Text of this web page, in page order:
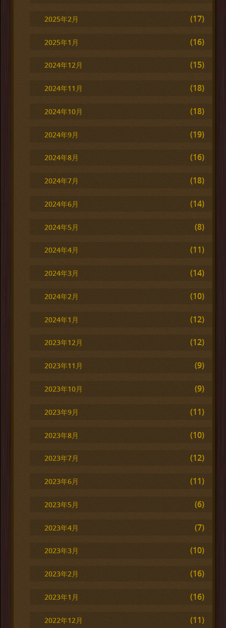
2025年2月 (17)
2025年1月 (16)
2024年12月 (15)
2024年11月 (18)
2024年10月 (18)
2024年9月 (19)
2024年8月 (16)
2024年7月 (18)
2024年6月 (14)
2024年5月 (8)
2024年4月 (11)
2024年3月 (14)
2024年2月 (10)
2024年1月 (12)
2023年12月 (12)
2023年11月 (9)
2023年10月 (9)
2023年9月 (11)
2023年8月 (10)
2023年7月 (12)
2023年6月 (11)
2023年5月 (6)
2023年4月 (7)
2023年3月 (10)
2023年2月 (16)
2023年1月 (16)
2022年12月 (11)